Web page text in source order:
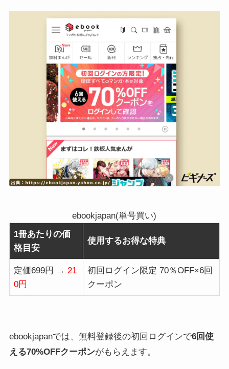
ebookjapan(単号買い)
1冊あたりの価
格目安
使用するお得な特典
定価699円→21
0円
初回ログイン限定 70％OFF×6回
クーポン
ebookjapanでは、無料登録後の初回ログインで6回使
える70%OFFクーポンがもらえます。